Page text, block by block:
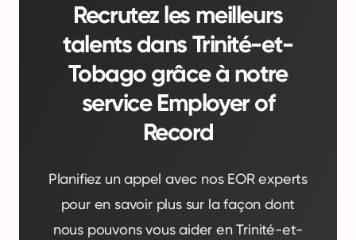
Recrutez les meilleurs
talents dans Trinité-et-
Tobago grâce à notre
service Employer of
Record
Planifiez un appel avec nos EOR experts
pour en savoir plus sur la façon dont
nous pouvons vous aider en Trinité-et-